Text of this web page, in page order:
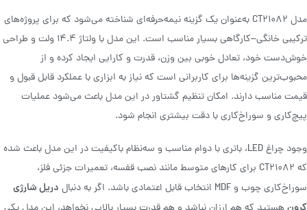
مدل CT21082 به‌عنوان یک گزینه نیمه‌حرفه‌ای شناخته می‌شود که برای پروژه‌های
ترکیبی خانگی–کارگاهی بسیار مناسب است. این مدل با ولتاژ ۱۴.۴ ولت و طراحی
خوش‌دست خود، تعادل خوبی بین وزن، قدرت و کارایی ایجاد کرده و از
محبوب‌ترین گزینه‌ها برای کاربرانی است که نیاز به ابزاری با عملکرد قابل قبول و
قیمت مناسب دارند. امکان تنظیم گشتاور در این مدل باعث می‌شود عملیات
پیچ‌کاری و سوراخ‌کاری با دقت بیشتری انجام شود.
وجود چراغ LED، باتری با دوام مناسب و سه‌نظام باکیفیت در این مدل باعث شده
که CT21082 برای کارهای متوسط مانند نصب قفسه، تعمیرات جزئی فلز،
سوراخ‌کاری چوب و MDF انتخاب قابل اعتمادی باشد. اگر به دنبال
دریل شارژی